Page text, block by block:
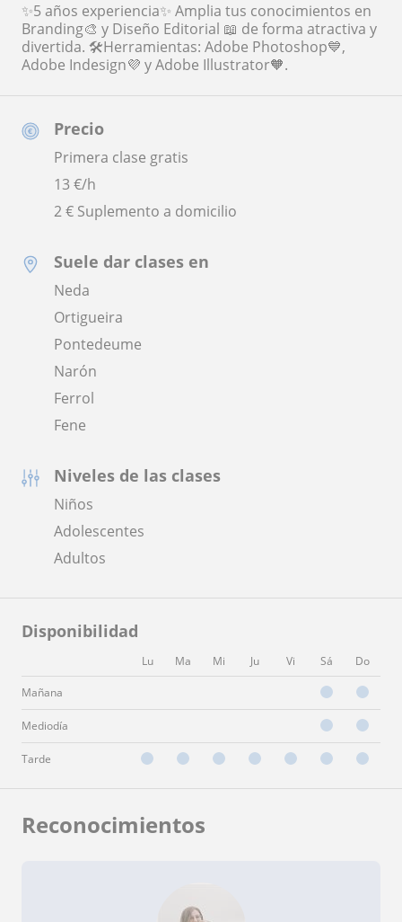
Precio
Primera clase gratis
13 €/h
2 € Suplemento a domicilio
Suele dar clases en
Neda
Ortigueira
Pontedeume
Narón
Ferrol
Fene
Niveles de las clases
Niños
Adolescentes
Adultos
Disponibilidad
Lu Ma Mi Ju Vi Sá Do
Mañana
Mediodía
Tarde
✨5 años experiencia✨ Amplia tus conocimientos en
Branding🎨 y Diseño Editorial 📖 de forma atractiva y
divertida. 🛠️Herramientas: Adobe Photoshop💙,
Adobe Indesign💜 y Adobe Illustrator🧡.
Reconocimientos